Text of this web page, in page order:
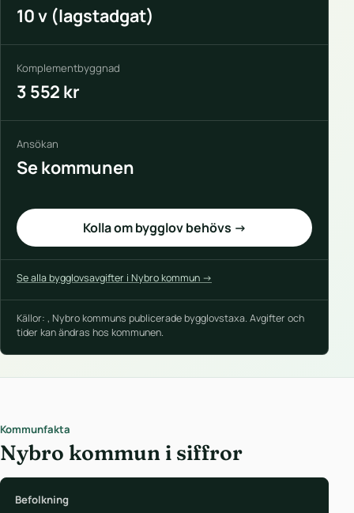
10 v (lagstadgat)
Komplementbyggnad
3 552 kr
Ansökan
Se kommunen
Kolla om bygglov behövs →
Se alla bygglovsavgifter i Nybro kommun →
Källor: , Nybro kommuns publicerade bygglovstaxa. Avgifter och
tider kan ändras hos kommunen.
Kommunfakta
Nybro kommun i siffror
Befolkning